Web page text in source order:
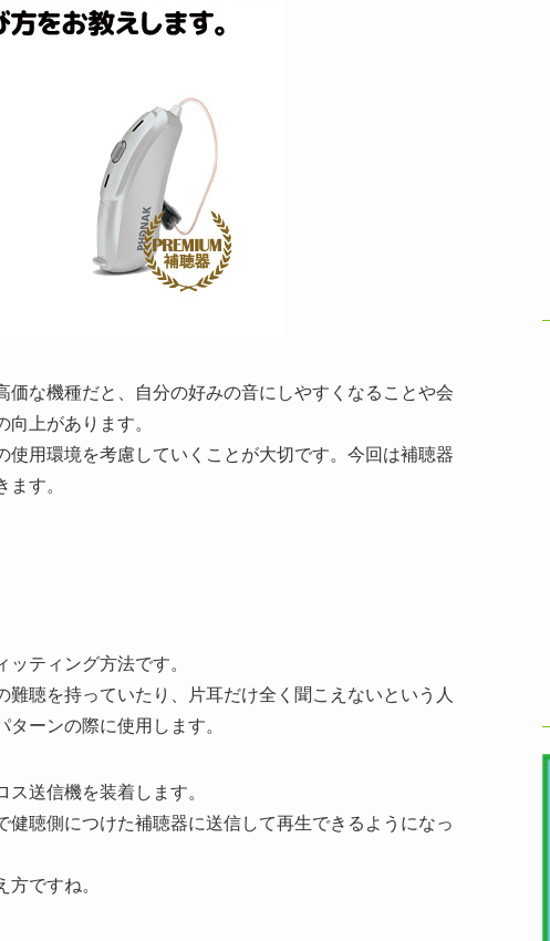
な機種だと、自分の好みの音にしやすくなることや会
上があります。
用環境を考慮していくことが大切です。今回は補聴器
す。
ティング方法です。
聴を持っていたり、片耳だけ全く聞こえないという人
ーンの際に使用します。
送信機を装着します。
聴側につけた補聴器に送信して再生できるようになっ
ですね。